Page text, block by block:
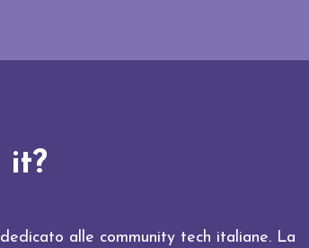
it?
alle community tech italiane. La